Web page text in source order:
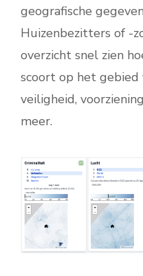
geografische
Huizenbezitters of -
overzicht snel zien
scoort op het gebied
veiligheid,
meer.